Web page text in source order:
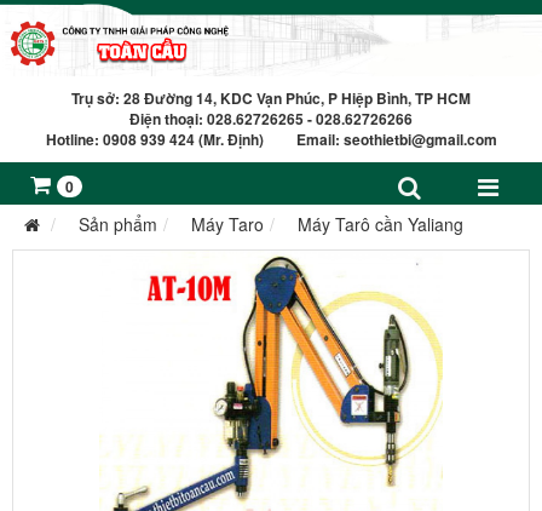
Trụ sở: 28 Đường 14, KDC Vạn Phúc, P Hiệp Bình, TP HCM
Điện thoại: 028.62726265 - 028.62726266
Hotline: 0908 939 424 (Mr. Định) Email: seothietbi@gmail.com
0
Sản phẩm Máy Taro Máy Tarô cần Yaliang